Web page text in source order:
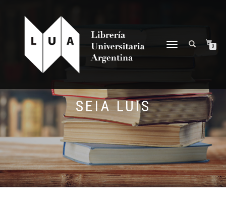
NAVEGACIÓN
0
SEIA LUIS